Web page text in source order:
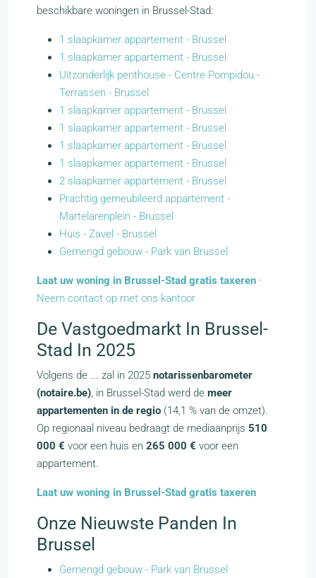
beschikbare woningen in Brussel-Stad:
1 slaapkamer appartement - Brussel
1 slaapkamer appartement - Brussel
Uitzonderlijk penthouse - Centre Pompidou -
Terrassen - Brussel
1 slaapkamer appartement - Brussel
1 slaapkamer appartement - Brussel
1 slaapkamer appartement - Brussel
1 slaapkamer appartement - Brussel
2 slaapkamer appartement - Brussel
Prachtig gemeubileerd appartement -
Martelarenplein - Brussel
Huis - Zavel - Brussel
Gemengd gebouw - Park van Brussel
Laat uw woning in Brussel-Stad gratis taxeren ·
Neem contact op met ons kantoor
De Vastgoedmarkt In Brussel-
Stad In 2025
Volgens de ... zal in 2025 notarissenbarometer
(notaire.be), in Brussel-Stad werd de meer
appartementen in de regio (14,1 % van de omzet).
Op regionaal niveau bedraagt de mediaanprijs 510
000 € voor een huis en 265 000 € voor een
appartement.
Laat uw woning in Brussel-Stad gratis taxeren
Onze Nieuwste Panden In
Brussel
Gemengd gebouw - Park van Brussel